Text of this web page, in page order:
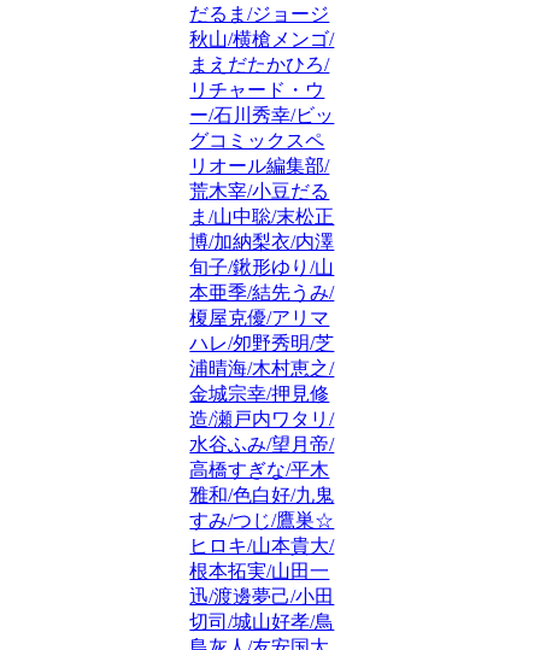
だるま/ジョージ
秋山/横槍メンゴ/
まえだたかひろ/
リチャード・ウ
ー/石川秀幸/ビッ
グコミックスペ
リオール編集部/
荒木宰/小豆だる
ま/山中聡/末松正
博/加納梨衣/内澤
旬子/鍬形ゆり/山
本亜季/結先うみ/
榎屋克優/アリマ
ハレ/夘野秀明/芝
浦晴海/木村恵之/
金城宗幸/押見修
造/瀬戸内ワタリ/
水谷ふみ/望月帝/
高橋すぎな/平木
雅和/色白好/九鬼
すみ/つじ/鷹巣☆
ヒロキ/山本貴大/
根本拓実/山田一
迅/渡邊夢己/小田
切司/城山好孝/鳥